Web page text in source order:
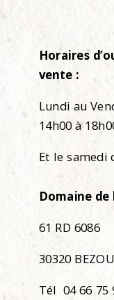
Horaires
vente :
Lundi au
14h00 à
Et le samedi
Domaine
61 RD 6086
30320
Tél 04 66 75